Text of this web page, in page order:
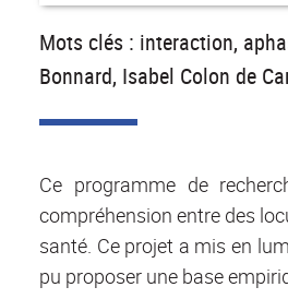
Mots clés : interaction,
Bonnard, Isabel Colon de
Ce programme de
compréhension entre des
santé. Ce projet a mis en
pu proposer une base